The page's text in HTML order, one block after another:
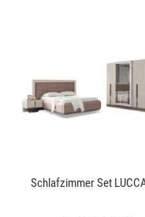
Schlafzimmer Set